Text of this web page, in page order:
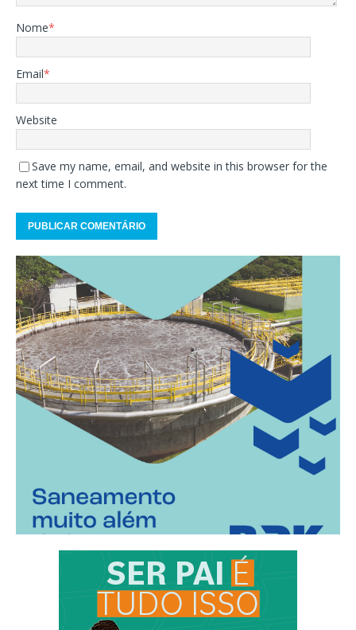
Nome*
Email*
Website
Save my name, email, and website in this browser for the
next time I comment.